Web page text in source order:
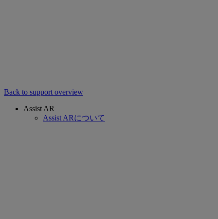
Back to support overview
Assist AR
Assist ARについて